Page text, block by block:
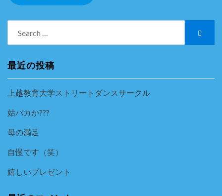
for:
最近の投稿
上越教育大学ストリートダンスサークル
姑バカか???
母の満足
自慢です（笑）
嬉しいプレゼント